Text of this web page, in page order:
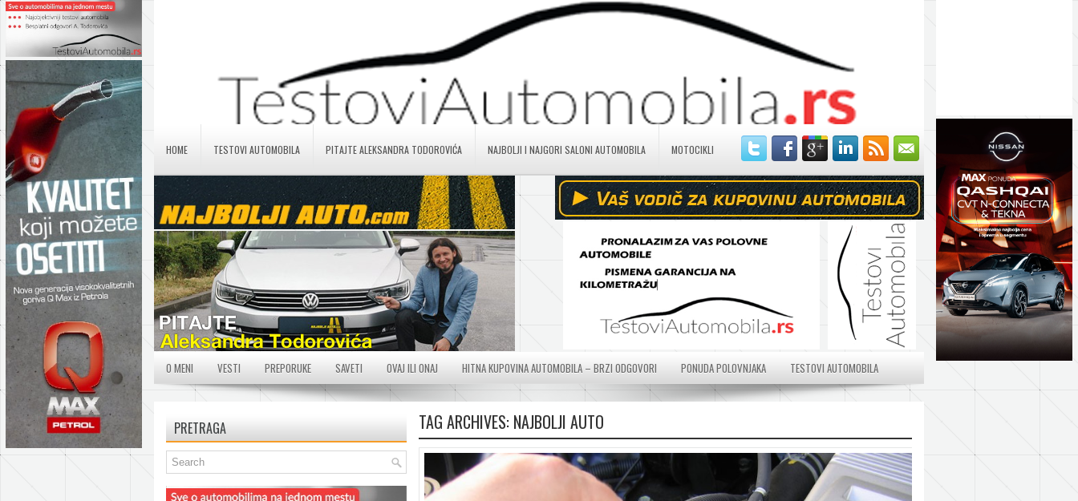
HOME TESTOVI AUTOMOBILA PITAJTE ALEKSANDRA TODOROVIĆA NAJBOLJI I NAJGORI SALONI AUTOMOBILA MOTOCIKLI
O MENI VESTI PREPORUKE SAVETI OVAJ ILI ONAJ HITNA KUPOVINA AUTOMOBILA – BRZI ODGOVORI PONUDA POLOVNJAKA TESTOVI AUTOMOBILA
TAG ARCHIVES: NAJBOLJI AUTO
PRETRAGA